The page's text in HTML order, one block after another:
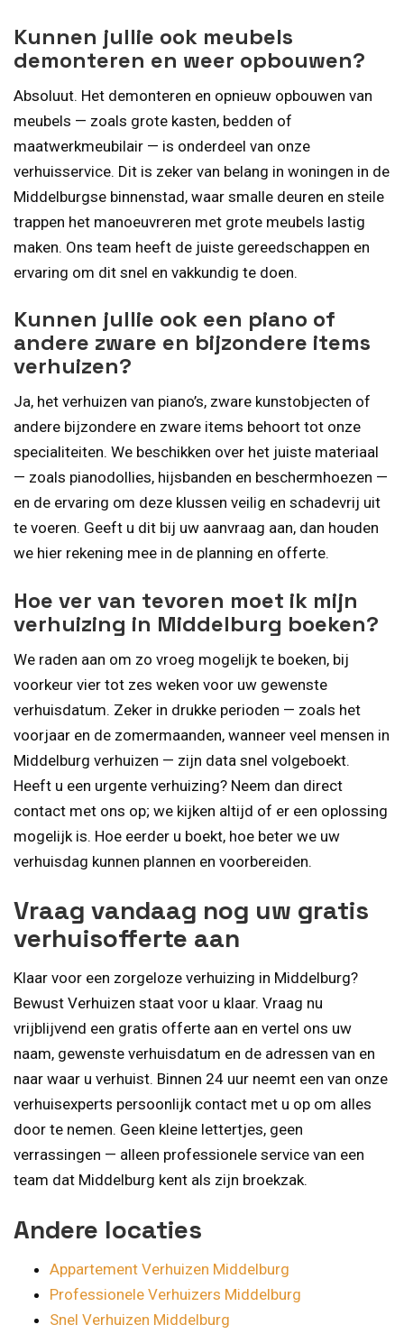
Kunnen jullie ook meubels
demonteren en weer opbouwen?
Absoluut. Het demonteren en opnieuw opbouwen van
meubels — zoals grote kasten, bedden of
maatwerkmeubilair — is onderdeel van onze
verhuisservice. Dit is zeker van belang in woningen in de
Middelburgse binnenstad, waar smalle deuren en steile
trappen het manoeuvreren met grote meubels lastig
maken. Ons team heeft de juiste gereedschappen en
ervaring om dit snel en vakkundig te doen.
Kunnen jullie ook een piano of
andere zware en bijzondere items
verhuizen?
Ja, het verhuizen van piano’s, zware kunstobjecten of
andere bijzondere en zware items behoort tot onze
specialiteiten. We beschikken over het juiste materiaal
— zoals pianodollies, hijsbanden en beschermhoezen —
en de ervaring om deze klussen veilig en schadevrij uit
te voeren. Geeft u dit bij uw aanvraag aan, dan houden
we hier rekening mee in de planning en offerte.
Hoe ver van tevoren moet ik mijn
verhuizing in Middelburg boeken?
We raden aan om zo vroeg mogelijk te boeken, bij
voorkeur vier tot zes weken voor uw gewenste
verhuisdatum. Zeker in drukke perioden — zoals het
voorjaar en de zomermaanden, wanneer veel mensen in
Middelburg verhuizen — zijn data snel volgeboekt.
Heeft u een urgente verhuizing? Neem dan direct
contact met ons op; we kijken altijd of er een oplossing
mogelijk is. Hoe eerder u boekt, hoe beter we uw
verhuisdag kunnen plannen en voorbereiden.
Vraag vandaag nog uw gratis
verhuisofferte aan
Klaar voor een zorgeloze verhuizing in Middelburg?
Bewust Verhuizen staat voor u klaar. Vraag nu
vrijblijvend een gratis offerte aan en vertel ons uw
naam, gewenste verhuisdatum en de adressen van en
naar waar u verhuist. Binnen 24 uur neemt een van onze
verhuisexperts persoonlijk contact met u op om alles
door te nemen. Geen kleine lettertjes, geen
verrassingen — alleen professionele service van een
team dat Middelburg kent als zijn broekzak.
Andere locaties
Appartement Verhuizen Middelburg
Professionele Verhuizers Middelburg
Snel Verhuizen Middelburg